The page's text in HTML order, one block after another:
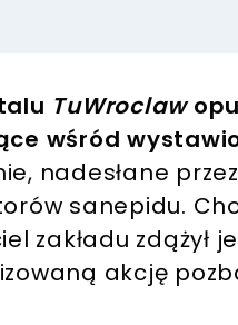
TuWroclaw
wśród
nadesłane
sanepidu.
zakładu
akcję